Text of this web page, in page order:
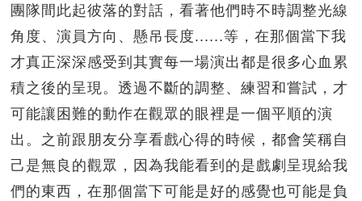
團隊間此起彼落的對話，看著他們時不時調整光線
角度、演員方向、懸吊長度......等，在那個當下我
才真正深深感受到其實每一場演出都是很多心血累
積之後的呈現。透過不斷的調整、練習和嘗試，才
可能讓困難的動作在觀眾的眼裡是一個平順的演
出。之前跟朋友分享看戲心得的時候，都會笑稱自
己是無良的觀眾，因為我能看到的是戲劇呈現給我
們的東西，在那個當下可能是好的感覺也可能是負